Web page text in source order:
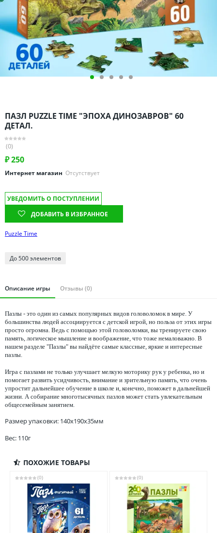
Оренбургская область
Пензенская область
Пермский край
Ростовская область
Саратовская область
Ставропольский край
Тамбовская область
Татарстан
Тверская область
Томская область
Тюменская область
Ульяновская область
ПАЗЛ PUZZLE TIME "ЭПОХА ДИНОЗАВРОВ" 60
ДЕТАЛ.
(0)
₽250
Интернет магазин Отсутствует
УВЕДОМИТЬ О ПОСТУПЛЕНИИ
ДОБАВИТЬ В ИЗБРАННОЕ
Puzzle Time
До 500 элементов
Описание игры Отзывы (0)
Пазлы - это один из самых популярных видов головоломок в мире. У
большинства людей ассоциируется с детской игрой, но польза от этих игры
просто огромна. Ведь с помощью этой головоломки, вы тренируете свою
память, логическое мышление и воображение, что тоже немаловажно. В
нашем разделе "Пазлы" вы найдёте самые классные, яркие и интересные
пазлы.
Игра с пазлами не только улучшает мелкую моторику рук у ребенка, но и
помогает развить усидчивость, внимание и зрительную память, что очень
упростит дальнейшее обучение в школе и, конечно, поможет в дальнейшей
жизни. А собирание многотысячных пазлов может стать увлекательным
общесемейным занятием.
Размер упаковки: 140x190x35мм
Вес: 110г
ПОХОЖИЕ ТОВАРЫ
(0) (0)